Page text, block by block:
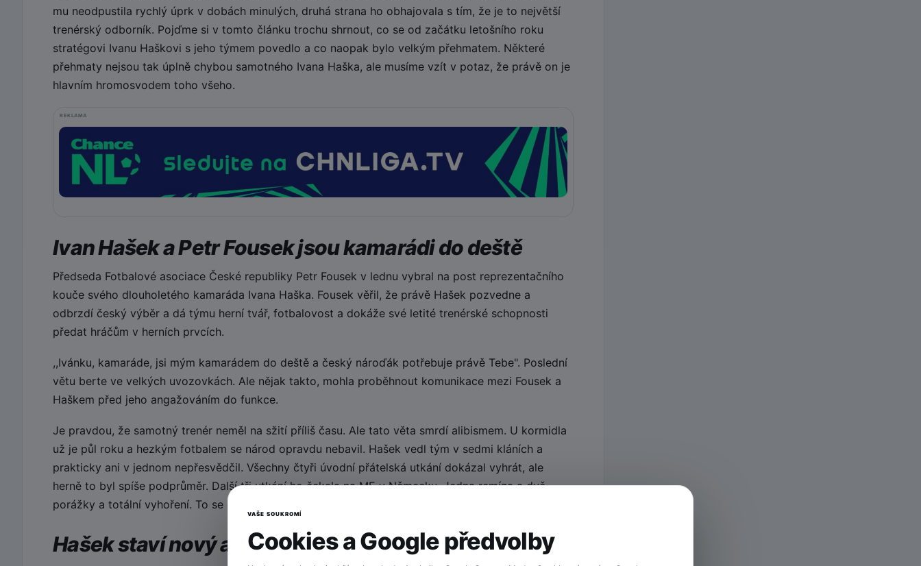
mu neodpustila rychlý úprk v dobách minulých, druhá strana ho obhajovala s tím, že je to největší
trenérský odborník. Pojďme si v tomto článku trochu shrnout, co se od začátku letošního roku
stratégovi Ivanu Haškovi s jeho týmem povedlo a co naopak bylo velkým přehmatem. Některé
přehmaty nejsou tak úplně chybou samotného Ivana Haška, ale musíme vzít v potaz, že právě on je
hlavním hromosvodem toho všeho.
REKLAMA
Ivan Hašek a Petr Fousek jsou kamarádi do deště
Předseda Fotbalové asociace České republiky Petr Fousek v lednu vybral na post reprezentačního
kouče svého dlouholetého kamaráda Ivana Haška. Fousek věřil, že právě Hašek pozvedne a
odbrzdí český výběr a dá týmu herní tvář, fotbalovost a dokáže své letité trenérské schopnosti
předat hráčům v herních prvcích.
,,Ivánku, kamaráde, jsi mým kamarádem do deště a český nároďák potřebuje právě Tebe". Poslední
větu berte ve velkých uvozovkách. Ale nějak takto, mohla proběhnout komunikace mezi Fousek a
Haškem před jeho angažováním do funkce.
Je pravdou, že samotný trenér neměl na sžití příliš času. Ale tato věta smrdí alibismem. U kormidla
už je půl roku a hezkým fotbalem se národ opravdu nebavil. Hašek vedl tým v sedmi kláních a
prakticky ani v jednom nepřesvědčil. Všechny čtyři úvodní přátelská utkání dokázal vyhrát, ale
herně to byl spíše podprůměr. Další tři utkání ho čekala na ME v Německu. Jedna remíza a dvě
porážky a totální vyhoření. To se opravdu nepovedlo, trenére!
Hašek staví nový a mladý tým
VAŠE SOUKROMÍ
Cookies a Google předvolby